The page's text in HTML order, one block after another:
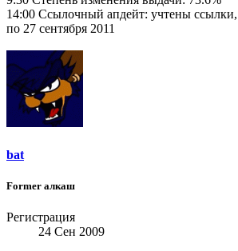
14:00 Ссылочный апдейт: учтены
по 27 сентября 2011
bat
Former алкаш
Регистрация
24 Сен 2009